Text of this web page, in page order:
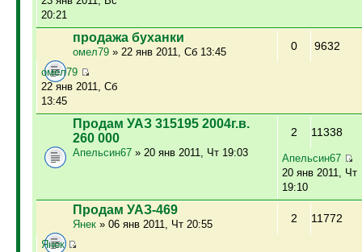
20:21
продажа буханки
омел79» 22 янв 2011, Сб 13:45 0 9632
омел79
22 янв 2011, Сб
13:45
Продам УАЗ 315195 2004г.в.
260 000
Апельсин67» 20 янв 2011, Чт 19:03
2 11338
Апельсин67
20 янв 2011, Чт
19:10
Продам УАЗ-469
Янек» 06 янв 2011, Чт 20:55 2 11772
Янек